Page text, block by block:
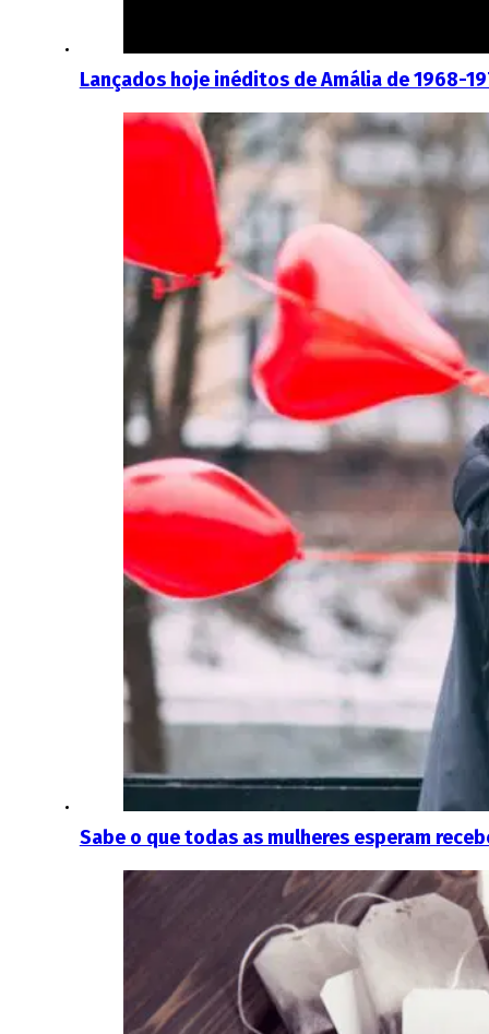
Lançados hoje inéditos de Amália de 1968-
Sabe o que todas as mulheres esperam